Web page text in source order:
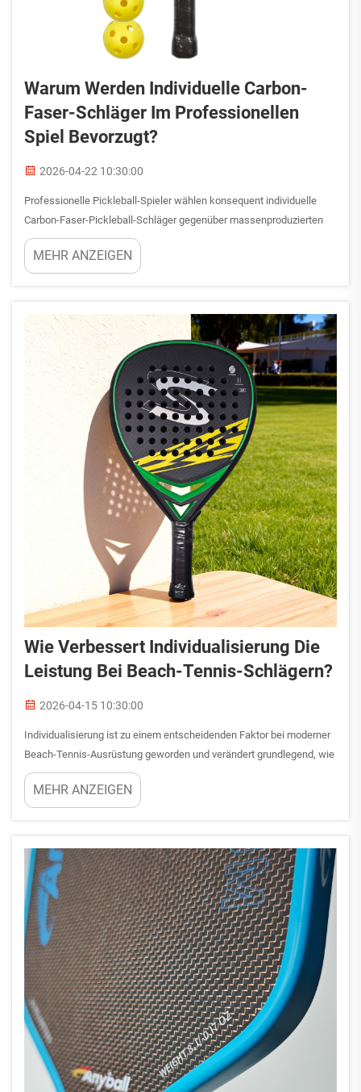
Warum Werden Individuelle Carbon-
Faser-Schläger Im Professionellen
Spiel Bevorzugt?
2026-04-22 10:30:00
Professionelle Pickleball-Spieler wählen konsequent individuelle
Carbon-Faser-Pickleball-Schläger gegenüber massenproduzierten
Alternativen aus überzeugenden Leistungsgründen. Die
Entscheidung beruht auf der einzigartigen Kombination aus
MEHR ANZEIGEN
Wie Verbessert Individualisierung Die
Leistung Bei Beach-Tennis-Schlägern?
2026-04-15 10:30:00
Individualisierung ist zu einem entscheidenden Faktor bei moderner
Beach-Tennis-Ausrüstung geworden und verändert grundlegend, wie
Spieler ihre Spielleistung optimieren. Ein individueller Beach-Tennis-
Schläger ermöglicht es den Spielern, zentrale Leistungsmerkmale
MEHR ANZEIGEN